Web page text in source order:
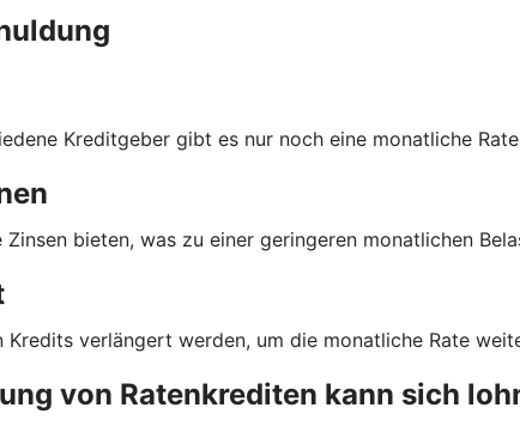
Kreditgeber gibt es nur noch eine monatliche
bieten, was zu einer geringeren monatlichen
verlängert werden, um die monatliche Rate
von Ratenkrediten kann sich